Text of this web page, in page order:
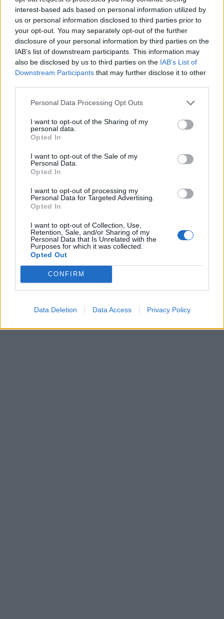
interest-based ads based on personal information utilized by
us or personal information disclosed to third parties prior to
your opt-out. You may separately opt-out of the further
disclosure of your personal information by third parties on the
IAB’s list of downstream participants. This information may
also be disclosed by us to third parties on the IAB’s List of
Downstream Participants that may further disclose it to other
Personal Data Processing Opt Outs
I want to opt-out of the Sharing of my
personal data.
Opted In
I want to opt-out of the Sale of my
Personal Data.
Opted In
I want to opt-out of processing my
Personal Data for Targeted Advertising.
Opted In
I want to opt-out of Collection, Use,
Retention, Sale, and/or Sharing of my
Personal Data that Is Unrelated with the
Purposes for which it was collected.
Opted Out
CONFIRM
Data Deletion Data Access Privacy Policy